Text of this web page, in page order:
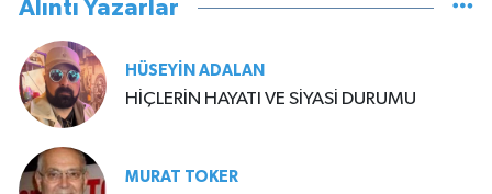
Alıntı Yazarlar
HÜSEYIN ADALAN
HİÇLERİN HAYATI VE SİYASİ DURUMU
MURAT TOKER